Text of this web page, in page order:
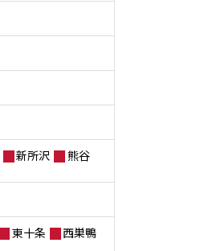
新所沢
熊谷
東十条
西巣鴨